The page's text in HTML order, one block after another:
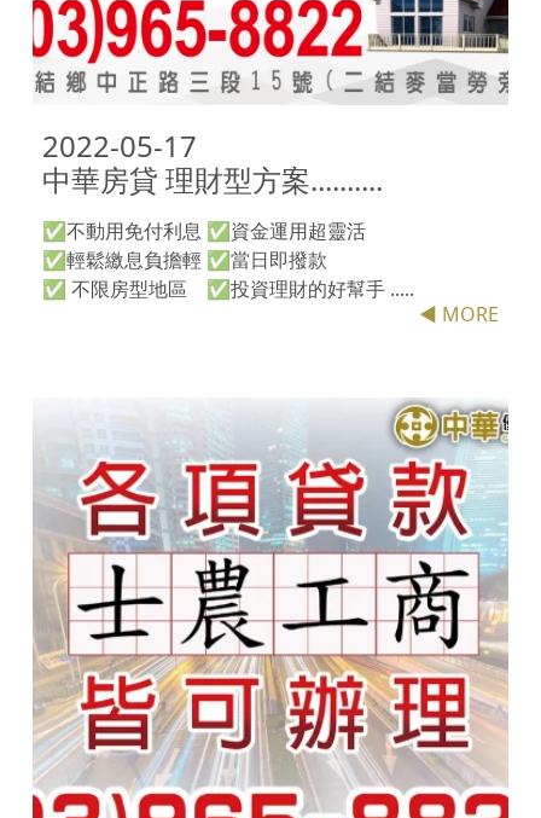
2022-05-17
中華房貸 理財型方案..........
✅不動用免付利息 ✅資金運用超靈活
✅輕鬆繳息負擔輕 ✅當日即撥款
✅ 不限房型地區 ✅投資理財的好幫手 .....
◀ MORE